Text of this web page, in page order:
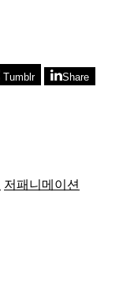
Tumblr Share
저패니메이션